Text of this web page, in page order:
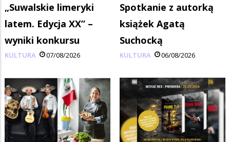
„Suwalskie limeryki
latem. Edycja XX” –
wyniki konkursu
KULTURA 07/08/2026
Spotkanie z autorką
książek Agatą
Suchocką
KULTURA 06/08/2026